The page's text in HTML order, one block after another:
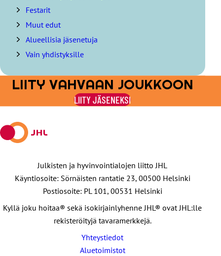
e
l
o
Festarit
Muut edut
Alueellisia jäsenetuja
Vain yhdistyksille
LIITY VAHVAAN JOUKKOON
LIITY JÄSENEKSI
Julkisten ja hyvinvointialojen liitto JHL
Käyntiosoite: Sörnäisten rantatie 23, 00500 Helsinki
Postiosoite: PL 101, 00531 Helsinki
Kyllä joku hoitaa® sekä isokirjainlyhenne JHL® ovat JHL:lle
rekisteröityjä tavaramerkkejä.
Yhteystiedot
Aluetoimistot